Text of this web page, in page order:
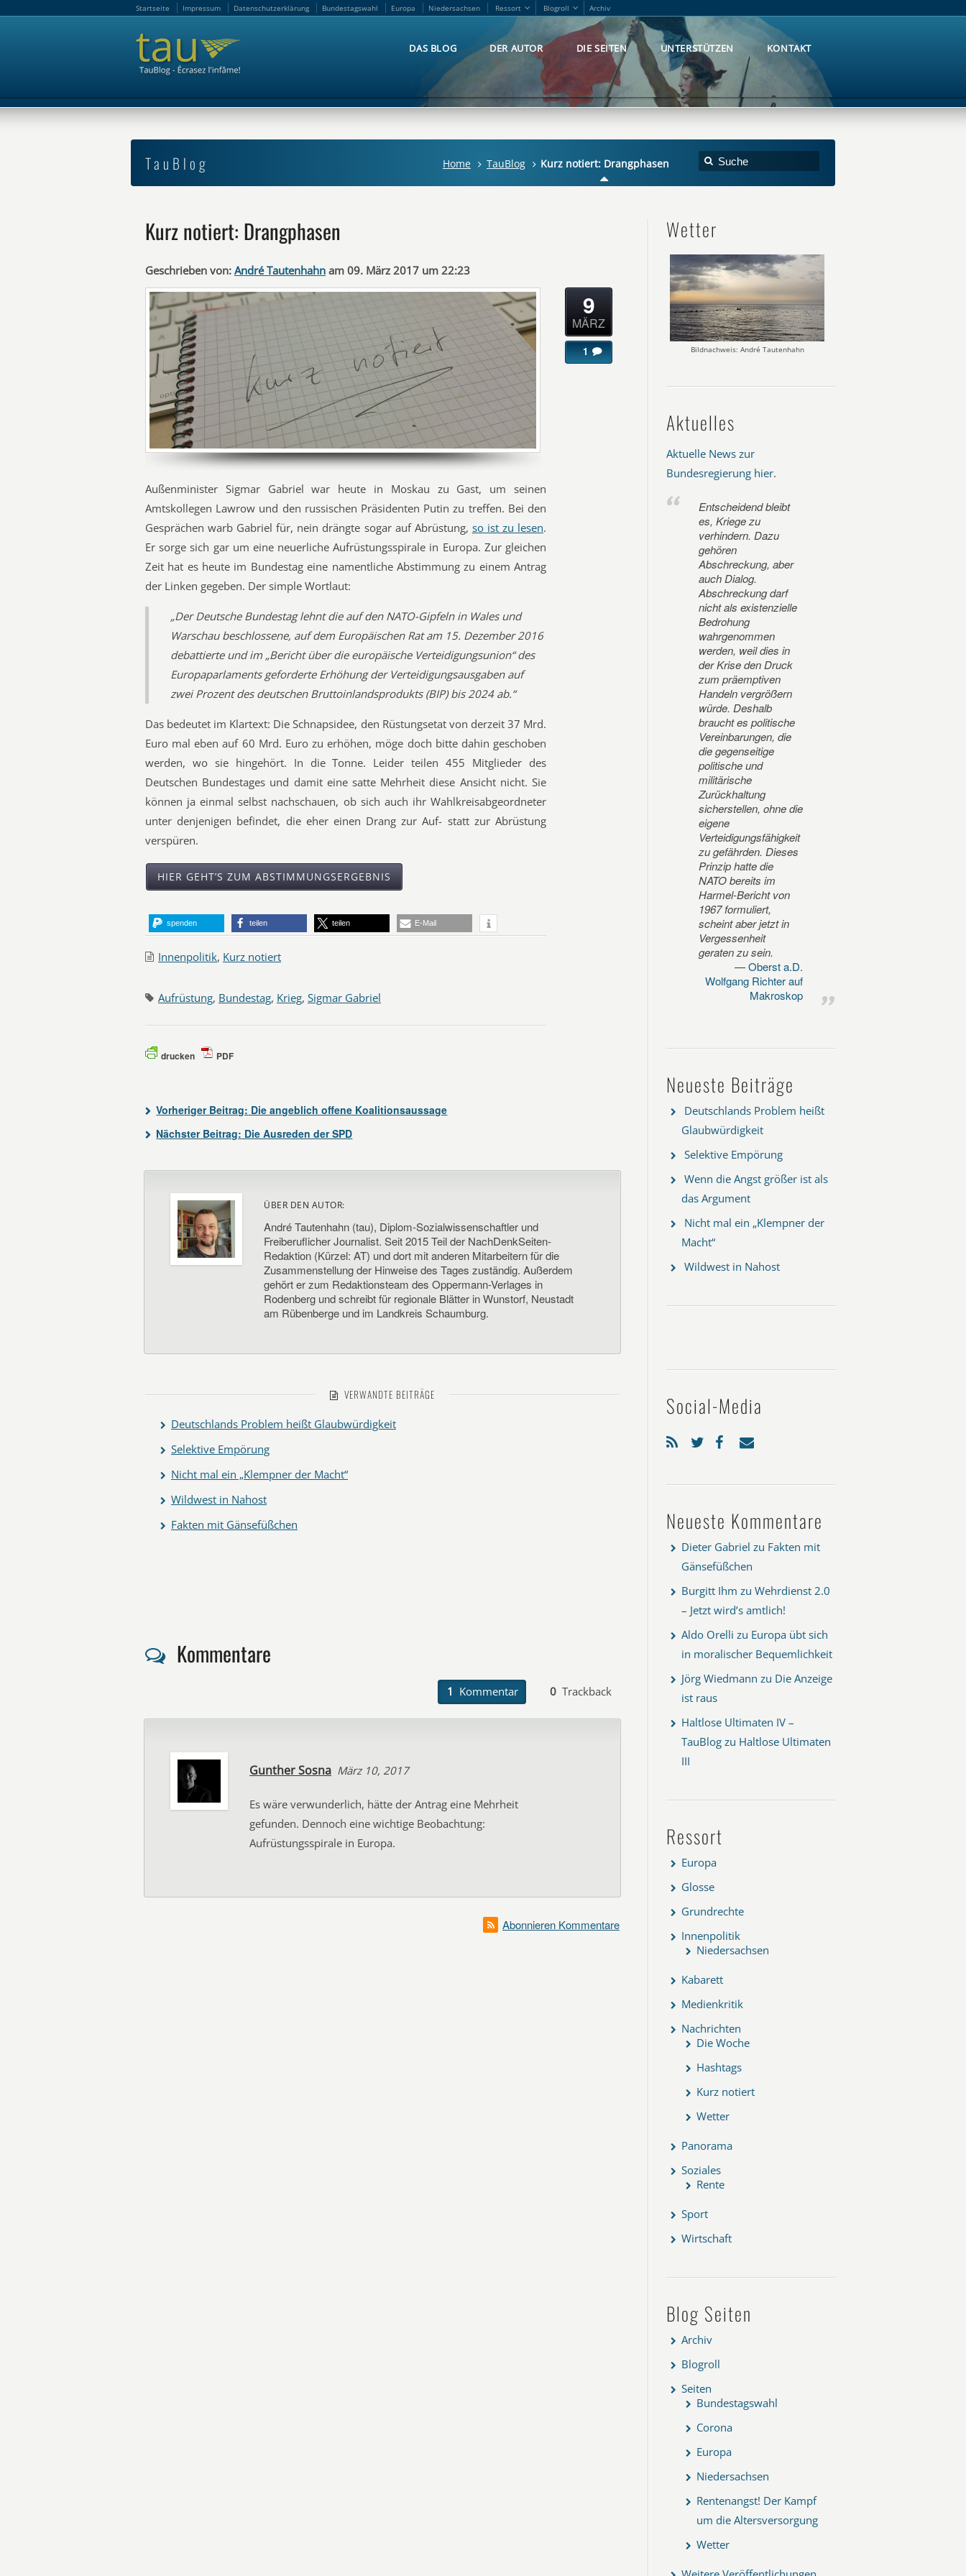
Startseite Impressum Datenschutzerklärung Bundestagswahl Europa Niedersachsen Ressort Blogroll Archiv
DAS BLOG DER AUTOR DIE SEITEN UNTERSTÜTZEN KONTAKT
TauBlog Home TauBlog Kurz notiert: Drangphasen
Kurz notiert: Drangphasen
Geschrieben von: André Tautenhahn am 09. März 2017 um 22:23
Außenminister Sigmar Gabriel war heute in Moskau zu Gast, um seinen
Amtskollegen Lawrow und den russischen Präsidenten Putin zu treffen. Bei den
Gesprächen warb Gabriel für, nein drängte sogar auf Abrüstung, so ist zu lesen.
Er sorge sich gar um eine neuerliche Aufrüstungsspirale in Europa. Zur gleichen
Zeit hat es heute im Bundestag eine namentliche Abstimmung zu einem Antrag
der Linken gegeben. Der simple Wortlaut:
„Der Deutsche Bundestag lehnt die auf den NATO-Gipfeln in Wales und
Warschau beschlossene, auf dem Europäischen Rat am 15. Dezember 2016
debattierte und im „Bericht über die europäische Verteidigungsunion“ des
Europaparlaments geforderte Erhöhung der Verteidigungsausgaben auf
zwei Prozent des deutschen Bruttoinlandsprodukts (BIP) bis 2024 ab.“
Das bedeutet im Klartext: Die Schnapsidee, den Rüstungsetat von derzeit 37 Mrd.
Euro mal eben auf 60 Mrd. Euro zu erhöhen, möge doch bitte dahin geschoben
werden, wo sie hingehört. In die Tonne. Leider teilen 455 Mitglieder des
Deutschen Bundestages und damit eine satte Mehrheit diese Ansicht nicht. Sie
können ja einmal selbst nachschauen, ob sich auch ihr Wahlkreisabgeordneter
unter denjenigen befindet, die eher einen Drang zur Auf- statt zur Abrüstung
verspüren.
HIER GEHT’S ZUM ABSTIMMUNGSERGEBNIS
spenden teilen teilen E-Mail
9
MÄRZ
1
Innenpolitik, Kurz notiert
Aufrüstung, Bundestag, Krieg, Sigmar Gabriel
drucken PDF
Vorheriger Beitrag: Die angeblich offene Koalitionsaussage
Nächster Beitrag: Die Ausreden der SPD
ÜBER DEN AUTOR:
André Tautenhahn (tau), Diplom-Sozialwissenschaftler und
Freiberuflicher Journalist. Seit 2015 Teil der NachDenkSeiten-
Redaktion (Kürzel: AT) und dort mit anderen Mitarbeitern für die
Zusammenstellung der Hinweise des Tages zuständig. Außerdem
gehört er zum Redaktionsteam des Oppermann-Verlages in
Rodenberg und schreibt für regionale Blätter in Wunstorf, Neustadt
am Rübenberge und im Landkreis Schaumburg.
VERWANDTE BEITRÄGE
Deutschlands Problem heißt Glaubwürdigkeit
Selektive Empörung
Nicht mal ein „Klempner der Macht“
Wildwest in Nahost
Fakten mit Gänsefüßchen
Kommentare
1 Kommentar 0 Trackback
Gunther Sosna März 10, 2017
Es wäre verwunderlich, hätte der Antrag eine Mehrheit
gefunden. Dennoch eine wichtige Beobachtung:
Aufrüstungsspirale in Europa.
Abonnieren Kommentare
Wetter
Bildnachweis: André Tautenhahn
Aktuelles
Aktuelle News zur
Bundesregierung hier.
Entscheidend bleibt
es, Kriege zu
verhindern. Dazu
gehören
Abschreckung, aber
auch Dialog.
Abschreckung darf
nicht als existenzielle
Bedrohung
wahrgenommen
werden, weil dies in
der Krise den Druck
zum präemptiven
Handeln vergrößern
würde. Deshalb
braucht es politische
Vereinbarungen, die
die gegenseitige
politische und
militärische
Zurückhaltung
sicherstellen, ohne die
eigene
Verteidigungsfähigkeit
zu gefährden. Dieses
Prinzip hatte die
NATO bereits im
Harmel-Bericht von
1967 formuliert,
scheint aber jetzt in
Vergessenheit
geraten zu sein.
Oberst a.D.
Wolfgang Richter auf
Makroskop
Neueste Beiträge
Deutschlands Problem heißt
Glaubwürdigkeit
Selektive Empörung
Wenn die Angst größer ist als
das Argument
Nicht mal ein „Klempner der
Macht“
Wildwest in Nahost
Social-Media
Neueste Kommentare
Dieter Gabriel zu Fakten mit
Gänsefüßchen
Burgitt Ihm zu Wehrdienst 2.0
– Jetzt wird’s amtlich!
Aldo Orelli zu Europa übt sich
in moralischer Bequemlichkeit
Jörg Wiedmann zu Die Anzeige
ist raus
Haltlose Ultimaten IV –
TauBlog zu Haltlose Ultimaten
III
Ressort
Europa
Glosse
Grundrechte
Innenpolitik
Niedersachsen
Kabarett
Medienkritik
Nachrichten
Die Woche
Hashtags
Kurz notiert
Wetter
Panorama
Soziales
Rente
Sport
Wirtschaft
Blog Seiten
Archiv
Blogroll
Seiten
Bundestagswahl
Corona
Europa
Niedersachsen
Rentenangst! Der Kampf
um die Altersversorgung
Wetter
Startseite Impressum Datenschutzerklärung Bundestagswahl Europa Niedersachsen Ressort Blogroll Archiv
DAS BLOG DER AUTOR DIE SEITEN UNTERSTÜTZEN KONTAKT